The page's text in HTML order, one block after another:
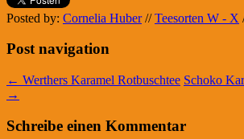
Posted by: Cornelia Huber // Teesorten W - X
Post navigation
← Werthers Karamel Rotbuschtee Schoko
→
Schreibe einen Kommentar